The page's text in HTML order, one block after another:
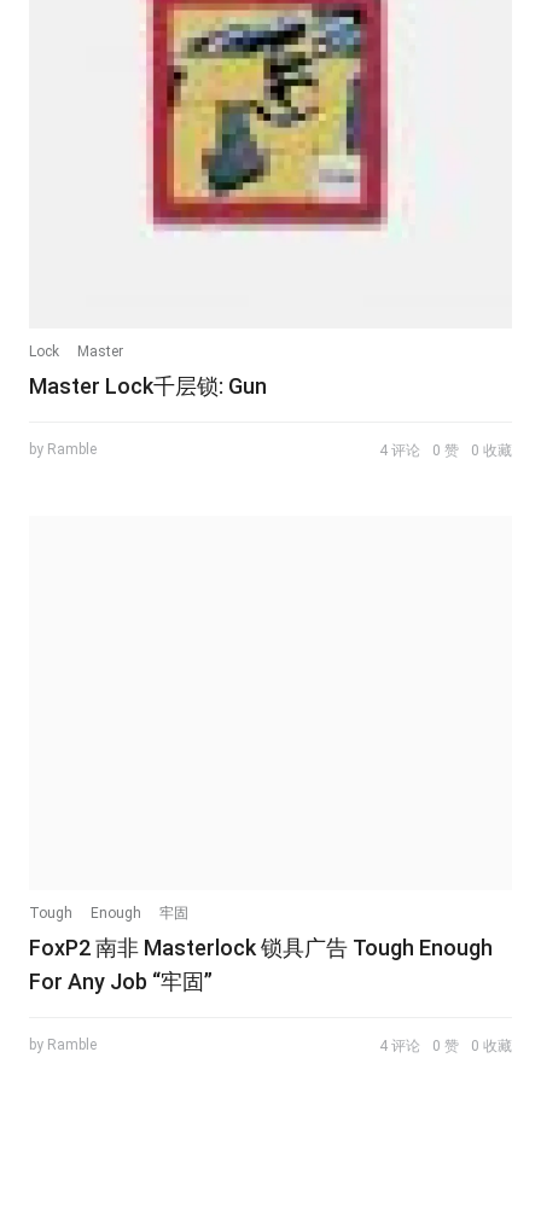
Lock Master
Master Lock千层锁: Gun
by Ramble 4 评论 0 赞 0 收藏
Tough Enough 牢固
FoxP2 南非 Masterlock 锁具广告 Tough Enough
For Any Job “牢固”
by Ramble 4 评论 0 赞 0 收藏